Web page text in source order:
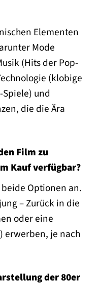
Elementen
Mode
(Hits der Pop-
(klobige
und
die die Ära
Film zu
Kauf verfügbar?
Optionen an.
– Zurück in die
oder eine
erwerben, je nach
der 80er